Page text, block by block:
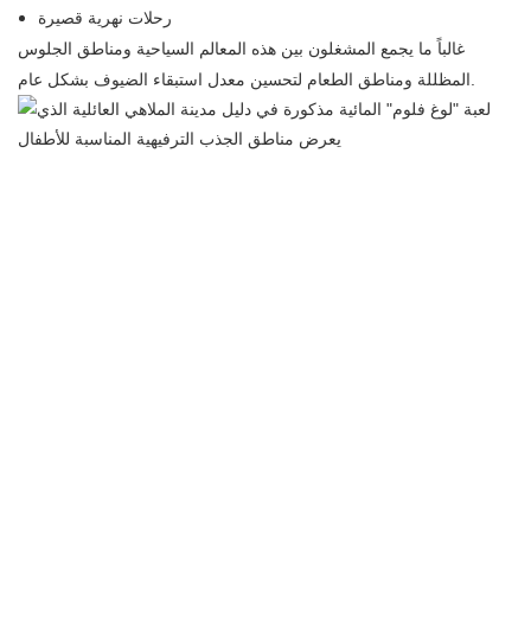
رحلات نهرية قصيرة
غالباً ما يجمع المشغلون بين هذه المعالم السياحية ومناطق الجلوس
المظللة ومناطق الطعام لتحسين معدل استبقاء الضيوف بشكل عام.